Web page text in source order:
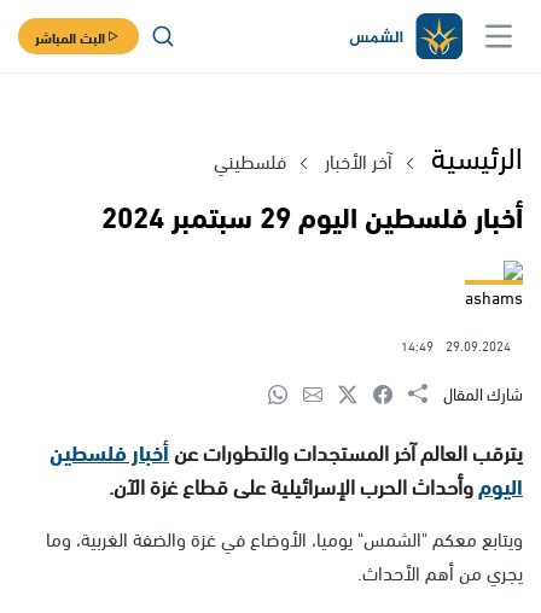
البث المباشر
الرئيسية آخر الأخبار فلسطيني
أخبار فلسطين اليوم 29 سبتمبر 2024
ashams
29.09.2024
14:49
شارك المقال
يترقب العالم آخر المستجدات والتطورات عنأخبار فلسطين
اليوموأحداث الحرب الإسرائيلية على قطاع غزة الآن.
ويتابع معكم "الشمس" يوميا، الأوضاع في غزة والضفة الغربية، وما
يجري من أهم الأحداث.